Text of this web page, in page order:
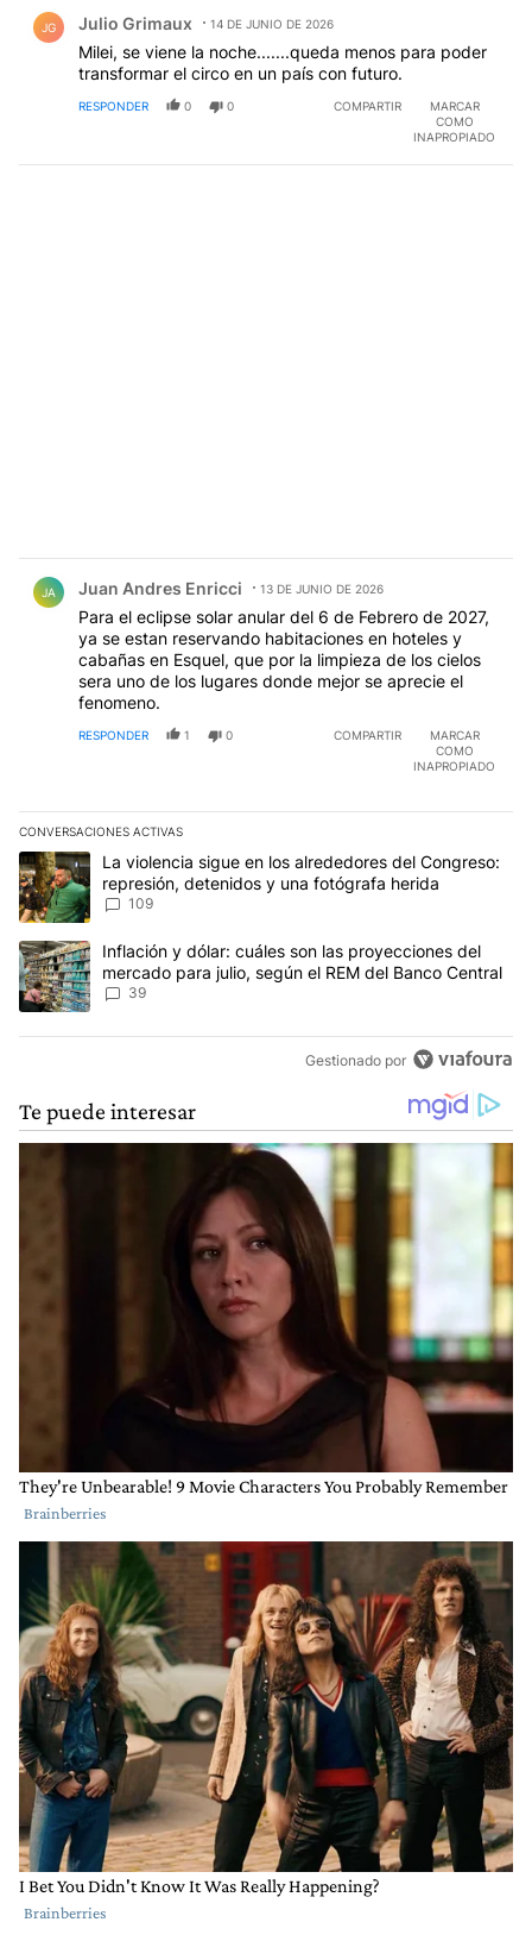
JG Julio Grimaux 14 DE JUNIO DE 2026
Milei, se viene la noche.......queda menos para poder
transformar el circo en un país con futuro.
RESPONDER 0 0 COMPARTIR
MARCAR
COMO
INAPROPIADO
JA Juan Andres Enricci 13 DE JUNIO DE 2026
Para el eclipse solar anular del 6 de Febrero de 2027,
ya se estan reservando habitaciones en hoteles y
cabañas en Esquel, que por la limpieza de los cielos
sera uno de los lugares donde mejor se aprecie el
fenomeno.
RESPONDER 1 0 COMPARTIR
MARCAR
COMO
INAPROPIADO
CONVERSACIONES ACTIVAS
Este listado muestra los artículos con más comentarios en los
Un artículo de tendencia con el título "La violencia sigue en los
La violencia sigue en los alrededores del Congreso:
represión, detenidos y una fotógrafa herida
109
Un artículo de tendencia con el título "Inflación y dólar: cuáles
Inflación y dólar: cuáles son las proyecciones del
mercado para julio, según el REM del Banco Central
39
Gestionado por